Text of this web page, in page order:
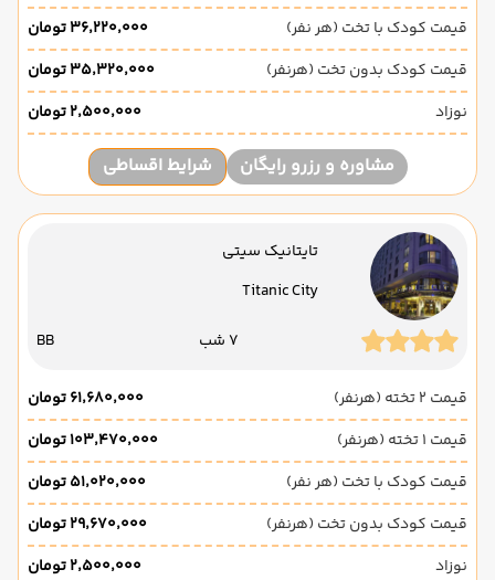
قیمت کودک با تخت (هر نفر)
۳۶٬۲۲۰٬۰۰۰ تومان
قیمت کودک بدون تخت (هرنفر)
۳۵٬۳۲۰٬۰۰۰ تومان
نوزاد
۲٬۵۰۰٬۰۰۰ تومان
مشاوره و رزرو رایگان شرایط اقساطی
تایتانیک سیتی
Titanic City
7 شب BB
قیمت 2 تخته (هرنفر)
۶۱٬۶۸۰٬۰۰۰ تومان
قیمت 1 تخته (هرنفر)
۱۰۳٬۴۷۰٬۰۰۰ تومان
قیمت کودک با تخت (هر نفر)
۵۱٬۰۲۰٬۰۰۰ تومان
قیمت کودک بدون تخت (هرنفر)
۲۹٬۶۷۰٬۰۰۰ تومان
نوزاد
۲٬۵۰۰٬۰۰۰ تومان